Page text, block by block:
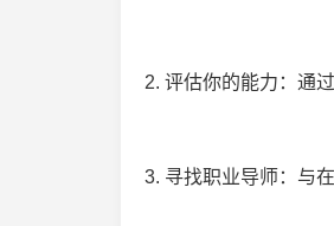
2. 评估你的能力：通
3. 寻找职业导师：与